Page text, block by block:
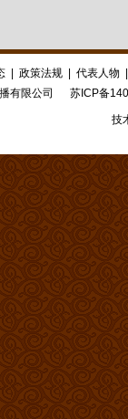
政策法规 代表人物
播有限公司 苏ICP备
技